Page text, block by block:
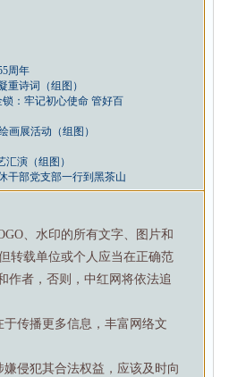
周年
诗词（组图）
：牢记初心使命 管好百
画展活动（组图）
演（组图）
干部党支部一行到黑茶山
、水印的所有文字、图片和
转载单位或个人应当在正确范
作者，否则，中红网将依法追
传播更多信息，丰富网络文
侵犯其合法权益，应该及时向